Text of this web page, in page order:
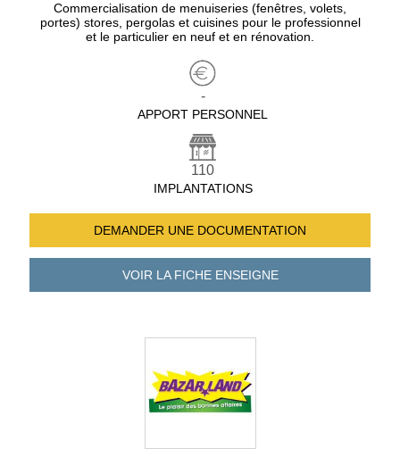
Commercialisation de menuiseries (fenêtres, volets,
portes) stores, pergolas et cuisines pour le professionnel
et le particulier en neuf et en rénovation.
-
APPORT PERSONNEL
110
IMPLANTATIONS
DEMANDER UNE DOCUMENTATION
VOIR LA FICHEENSEIGNE